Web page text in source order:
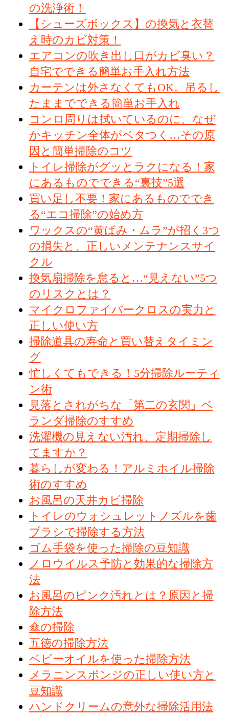
の洗浄術！
【シューズボックス】の換気と衣替
え時のカビ対策！
エアコンの吹き出し口がカビ臭い？
自宅でできる簡単お手入れ方法
カーテンは外さなくてもOK。吊るし
たままでできる簡単お手入れ
コンロ周りは拭いているのに、なぜ
かキッチン全体がベタつく…その原
因と簡単掃除のコツ
トイレ掃除がグッとラクになる！家
にあるものでできる“裏技”5選
買い足し不要！家にあるものででき
る“エコ掃除”の始め方
ワックスの“黄ばみ・ムラ”が招く3つ
の損失と、正しいメンテナンスサイ
クル
換気扇掃除を怠ると…“見えない”5つ
のリスクとは？
マイクロファイバークロスの実力と
正しい使い方
掃除道具の寿命と買い替えタイミン
グ
忙しくてもできる！5分掃除ルーティ
ン術
見落とされがちな「第二の玄関」ベ
ランダ掃除のすすめ
洗濯機の見えない汚れ、定期掃除し
てますか？
暮らしが変わる！アルミホイル掃除
術のすすめ
お風呂の天井カビ掃除
トイレのウォシュレットノズルを歯
ブラシで掃除する方法
ゴム手袋を使った掃除の豆知識
ノロウイルス予防と効果的な掃除方
法
お風呂のピンク汚れとは？原因と掃
除方法
傘の掃除
五徳の掃除方法
ベビーオイルを使った掃除方法
メラニンスポンジの正しい使い方と
豆知識
ハンドクリームの意外な掃除活用法